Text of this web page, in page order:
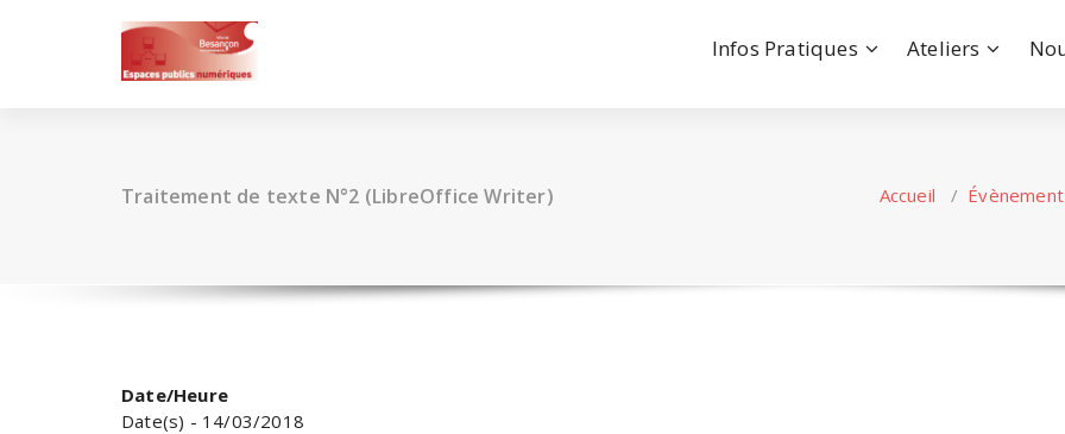
Infos Pratiques Ateliers
Traitement de texte N°2 (LibreOffice Writer) Accueil / Évènement
Date/Heure
Date(s) - 14/03/2018